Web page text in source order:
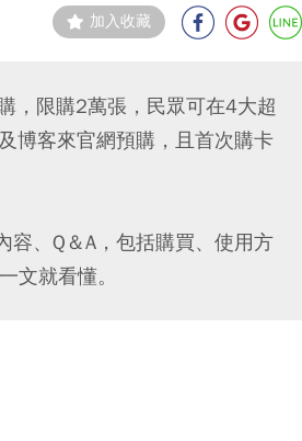
加入收藏
，限購2萬張，民眾可在4大超
博客來官網預購，且首次購卡
、Q＆A，包括購買、使用方
文就看懂。